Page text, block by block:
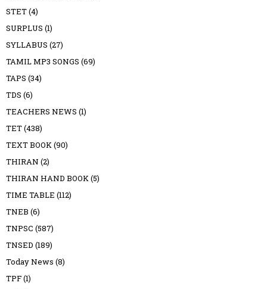
STET(4)
SURPLUS (1)
SYLLABUS (27)
TAMIL MP3 SONGS (69)
TAPS (34)
TDS (6)
TEACHERS NEWS (1)
TET(438)
TEXT BOOK(90)
THIRAN (2)
THIRAN HAND BOOK(5)
TIME TABLE (112)
TNEB (6)
TNPSC (587)
TNSED (189)
Today News (8)
TPF(1)